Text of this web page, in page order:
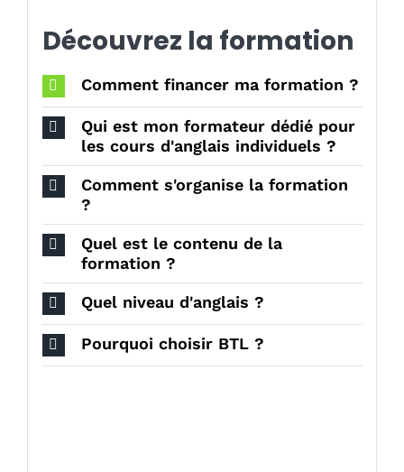
Découvrez la formation
Comment financer ma formation ?
Qui est mon formateur dédié pour
les cours d'anglais individuels ?
Comment s'organise la formation
?
Quel est le contenu de la
formation ?
Quel niveau d'anglais ?
Pourquoi choisir BTL ?